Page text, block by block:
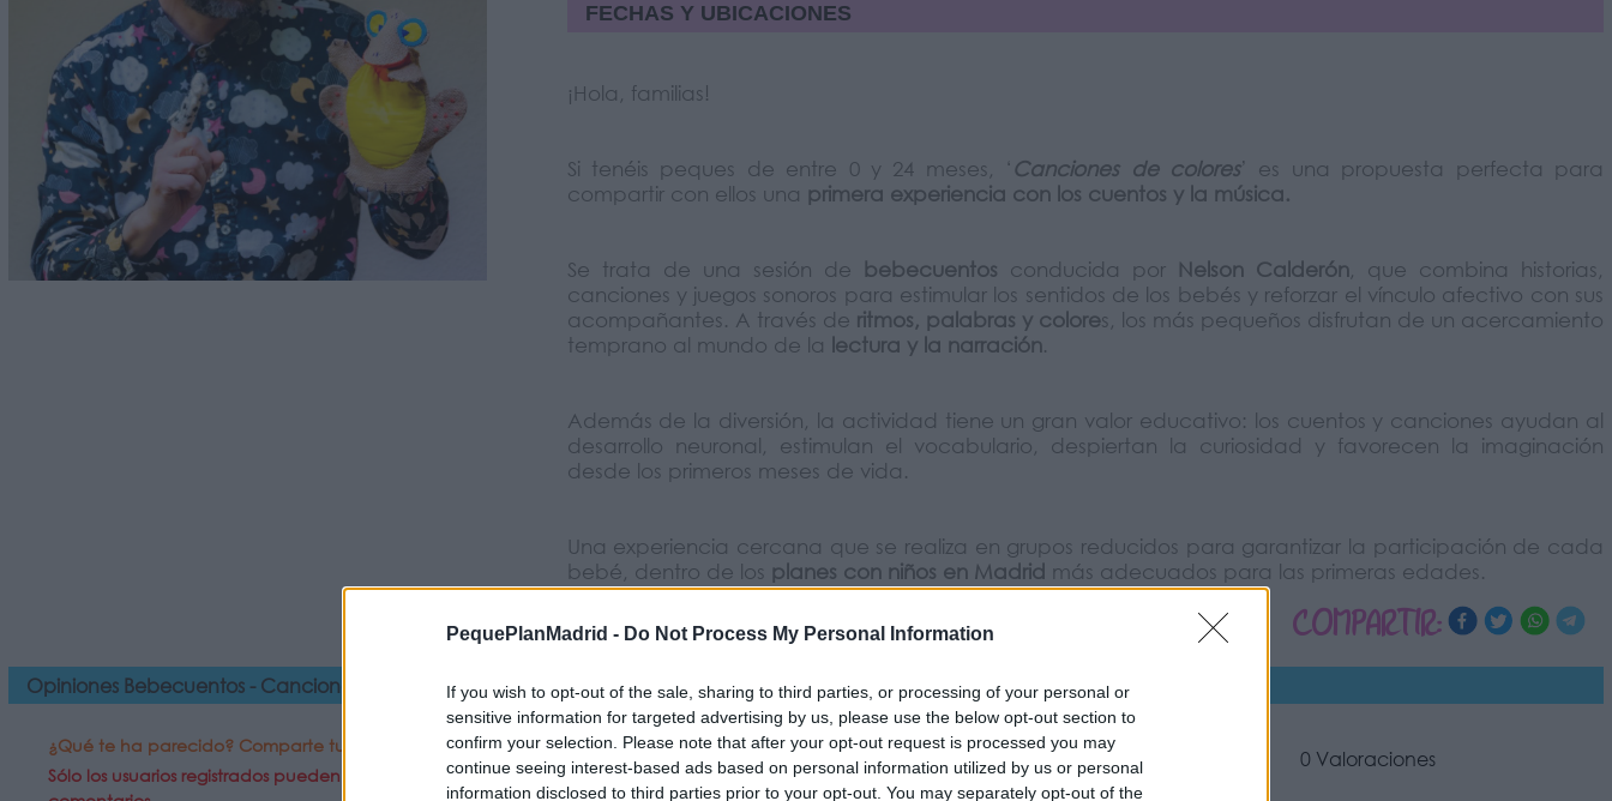
PequePlanMadrid - Do Not Process My Personal Information
If you wish to opt-out of the sale, sharing to third parties, or processing of your personal or
sensitive information for targeted advertising by us, please use the below opt-out section to
confirm your selection. Please note that after your opt-out request is processed you may
continue seeing interest-based ads based on personal information utilized by us or personal
information disclosed to third parties prior to your opt-out. You may separately opt-out of the
FECHAS Y UBICACIONES
¡Hola, familias!
Si tenéis peques de entre 0 y 24 meses, ‘ Canciones de colores’ es una propuesta perfecta para
compartir con ellos una primera experiencia con los cuentos y la música.
Se trata de una sesión de bebecuentos conducida por Nelson Calderón, que combina historias,
canciones y juegos sonoros para estimular los sentidos de los bebés y reforzar el vínculo afectivo con sus
acompañantes. A través de ritmos, palabras y colores, los más pequeños disfrutan de un acercamiento
temprano al mundo de la lectura y la narración.
Además de la diversión, la actividad tiene un gran valor educativo: los cuentos y canciones ayudan al
desarrollo neuronal, estimulan el vocabulario, despiertan la curiosidad y favorecen la imaginación
desde los primeros meses de vida.
Una experiencia cercana que se realiza en grupos reducidos para garantizar la participación de cada
bebé, dentro de los planes con niños en Madrid más adecuados para las primeras edades.
COMPARTIR:
Opiniones Bebecuentos - Canciones de colores
¿Qué te ha parecido? Comparte tu opinión:
Sólo los usuarios registrados pueden escribir
0 Valoraciones